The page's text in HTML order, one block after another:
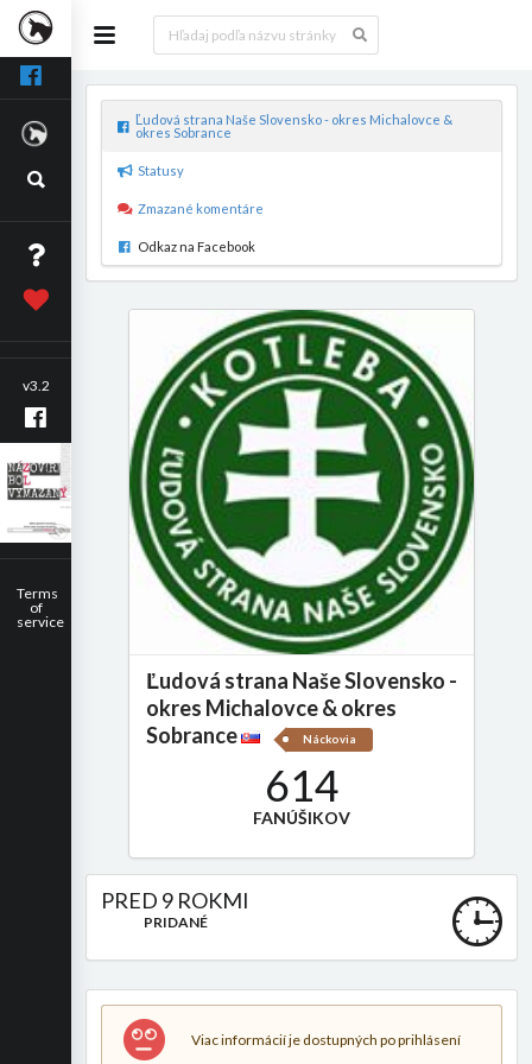
v3.2
Terms
of
service
Ľudová strana Naše Slovensko - okres Michalovce &
okres Sobrance
Statusy
Zmazané komentáre
Odkaz na Facebook
Ľudová strana Naše Slovensko -
okres Michalovce & okres
Sobrance
Náckovia
614
FANÚŠIKOV
PRED 9 ROKMI
PRIDANÉ
Viac informácií je dostupných po prihlásení